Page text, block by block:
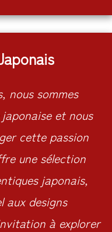
nous sommes
et nous
cette passion
une sélection
japonais,
aux designs
à explorer